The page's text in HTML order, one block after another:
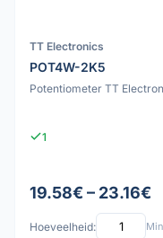
TT Electronics
POT4W-2K5
Potentiometer TT
1
19.58€ – 23.16€
Hoeveelheid: